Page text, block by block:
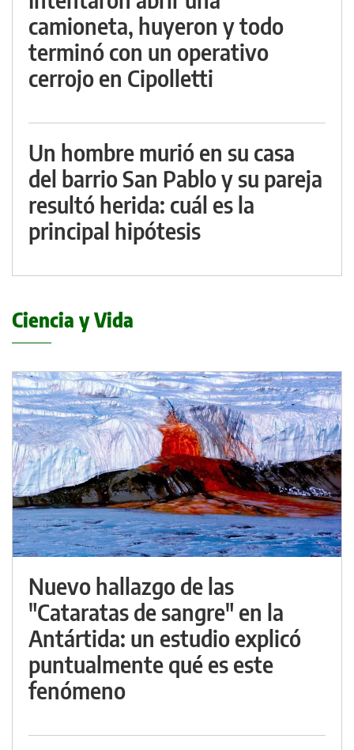
camioneta, huyeron y todo
terminó con un operativo
cerrojo en Cipolletti
Un hombre murió en su casa
del barrio San Pablo y su pareja
resultó herida: cuál es la
principal hipótesis
Ciencia y Vida
Nuevo hallazgo de las
"Cataratas de sangre" en la
Antártida: un estudio explicó
puntualmente qué es este
fenómeno